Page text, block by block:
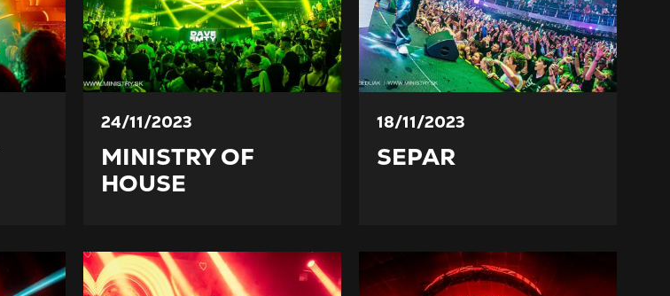
24/11/2023
MINISTRY OF
HOUSE
18/11/2023
SEPAR